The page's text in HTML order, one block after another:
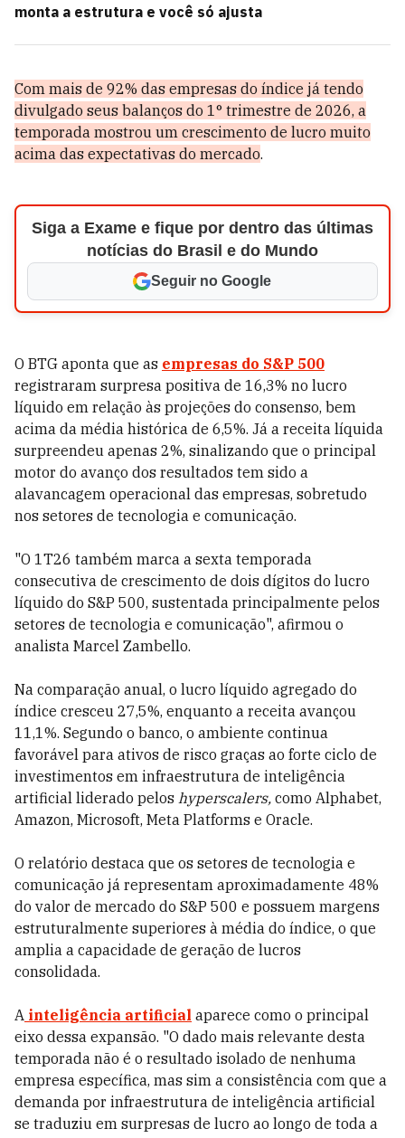
monta a estrutura e você só ajusta
Com mais de 92% das empresas do índice já tendo
divulgado seus balanços do 1° trimestre de 2026, a
temporada mostrou um crescimento de lucro muito
acima das expectativas do mercado.
Siga a Exame e fique por dentro das últimas
notícias do Brasil e do Mundo
Seguir no Google
O BTG aponta que as empresas do S&P 500
registraram surpresa positiva de 16,3% no lucro
líquido em relação às projeções do consenso, bem
acima da média histórica de 6,5%. Já a receita líquida
surpreendeu apenas 2%, sinalizando que o principal
motor do avanço dos resultados tem sido a
alavancagem operacional das empresas, sobretudo
nos setores de tecnologia e comunicação.
"O 1T26 também marca a sexta temporada
consecutiva de crescimento de dois dígitos do lucro
líquido do S&P 500, sustentada principalmente pelos
setores de tecnologia e comunicação", afirmou o
analista Marcel Zambello.
Na comparação anual, o lucro líquido agregado do
índice cresceu 27,5%, enquanto a receita avançou
11,1%. Segundo o banco, o ambiente continua
favorável para ativos de risco graças ao forte ciclo de
investimentos em infraestrutura de inteligência
artificial liderado pelos hyperscalers, como Alphabet,
Amazon, Microsoft, Meta Platforms e Oracle.
O relatório destaca que os setores de tecnologia e
comunicação já representam aproximadamente 48%
do valor de mercado do S&P 500 e possuem margens
estruturalmente superiores à média do índice, o que
amplia a capacidade de geração de lucros
consolidada.
A inteligência artificial aparece como o principal
eixo dessa expansão. "O dado mais relevante desta
temporada não é o resultado isolado de nenhuma
empresa específica, mas sim a consistência com que a
demanda por infraestrutura de inteligência artificial
se traduziu em surpresas de lucro ao longo de toda a